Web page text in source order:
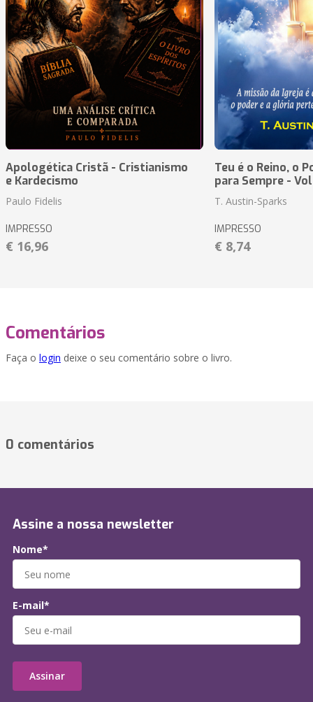
Apologética Cristã - Cristianismo
e Kardecismo
Paulo Fidelis
IMPRESSO
€ 16,96
Teu é o Reino, o
para Sempre -
T. Austin-Sparks
IMPRESSO
€ 8,74
Comentários
Faça o login deixe o seu comentário sobre o livro.
0 comentários
Assine a nossa newsletter
Nome*
E-mail*
Assinar